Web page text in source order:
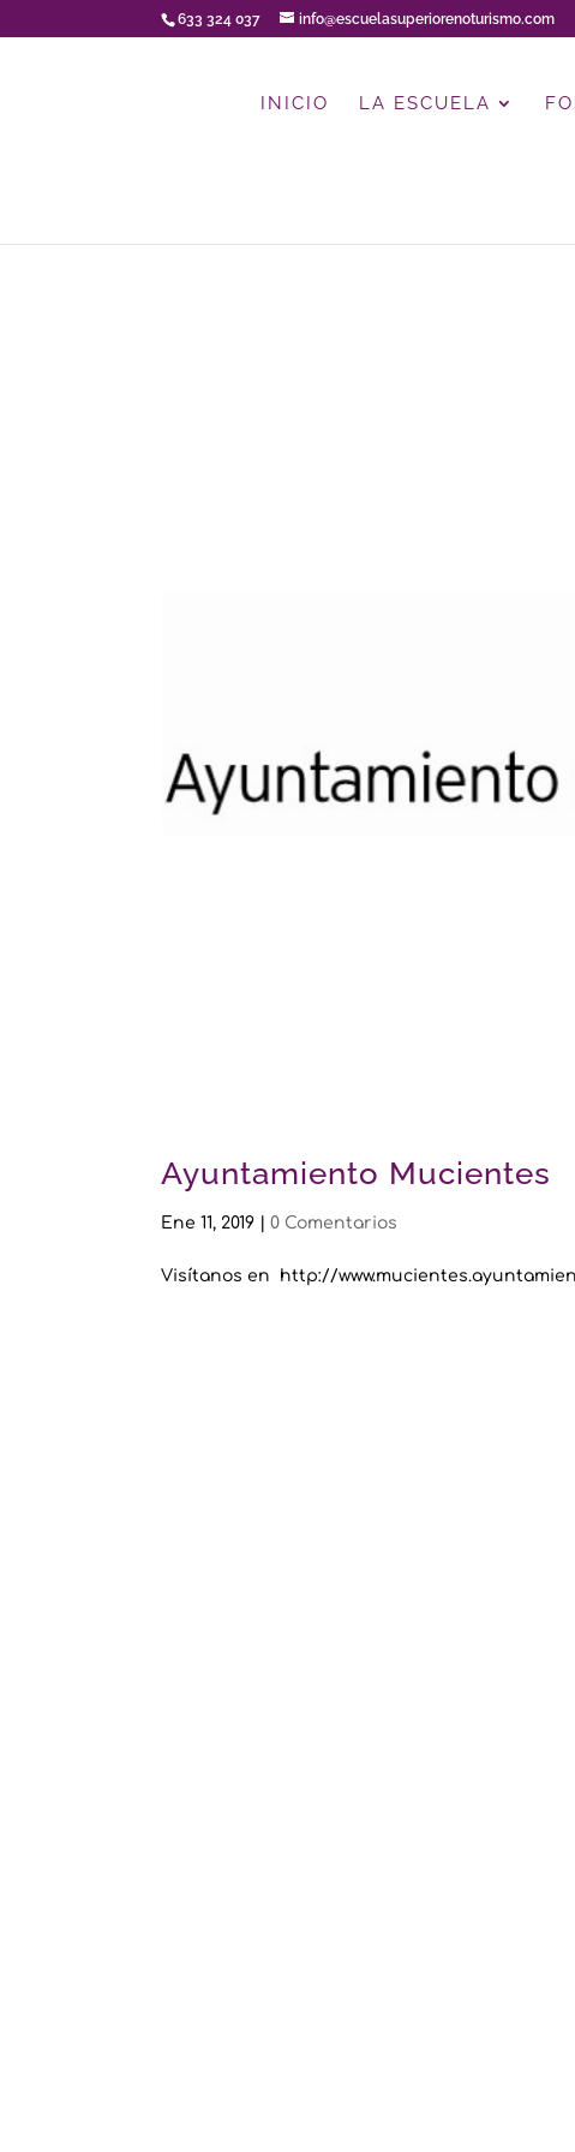
633 324 037 info@escuelasuperiorenoturismo.com
INICIO LA ESCUELA
Ayuntamiento Mucientes
Ene 11, 2019 |0 Comentarios
Visítanos en http://